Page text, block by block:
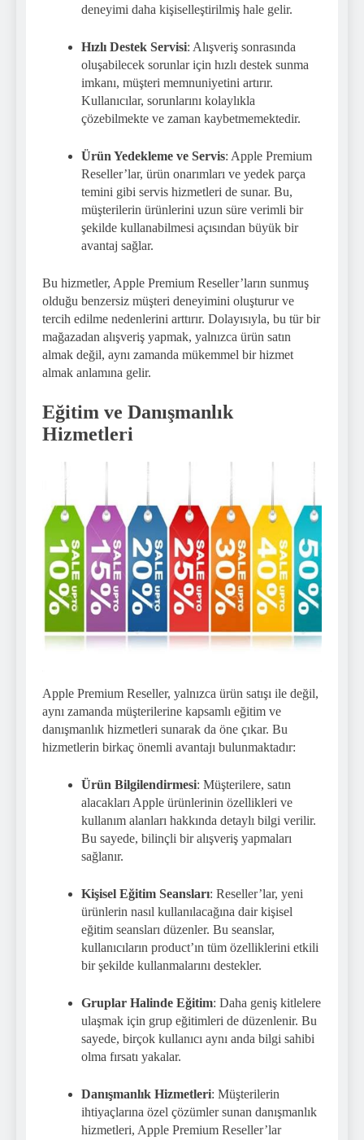
deneyimi daha kişiselleştirilmiş hale gelir.
Hızlı Destek Servisi: Alışveriş sonrasında
oluşabilecek sorunlar için hızlı destek sunma
imkanı, müşteri memnuniyetini artırır.
Kullanıcılar, sorunlarını kolaylıkla
çözebilmekte ve zaman kaybetmemektedir.
Ürün Yedekleme ve Servis: Apple Premium
Reseller’lar, ürün onarımları ve yedek parça
temini gibi servis hizmetleri de sunar. Bu,
müşterilerin ürünlerini uzun süre verimli bir
şekilde kullanabilmesi açısından büyük bir
avantaj sağlar.
Bu hizmetler, Apple Premium Reseller’ların sunmuş
olduğu benzersiz müşteri deneyimini oluşturur ve
tercih edilme nedenlerini arttırır. Dolayısıyla, bu tür bir
mağazadan alışveriş yapmak, yalnızca ürün satın
almak değil, aynı zamanda mükemmel bir hizmet
almak anlamına gelir.
Eğitim ve Danışmanlık
Hizmetleri
Apple Premium Reseller, yalnızca ürün satışı ile değil,
aynı zamanda müşterilerine kapsamlı eğitim ve
danışmanlık hizmetleri sunarak da öne çıkar. Bu
hizmetlerin birkaç önemli avantajı bulunmaktadır:
Ürün Bilgilendirmesi: Müşterilere, satın
alacakları Apple ürünlerinin özellikleri ve
kullanım alanları hakkında detaylı bilgi verilir.
Bu sayede, bilinçli bir alışveriş yapmaları
sağlanır.
Kişisel Eğitim Seansları: Reseller’lar, yeni
ürünlerin nasıl kullanılacağına dair kişisel
eğitim seansları düzenler. Bu seanslar,
kullanıcıların product’ın tüm özelliklerini etkili
bir şekilde kullanmalarını destekler.
Gruplar Halinde Eğitim: Daha geniş kitlelere
ulaşmak için grup eğitimleri de düzenlenir. Bu
sayede, birçok kullanıcı aynı anda bilgi sahibi
olma fırsatı yakalar.
Danışmanlık Hizmetleri: Müşterilerin
ihtiyaçlarına özel çözümler sunan danışmanlık
hizmetleri, Apple Premium Reseller’lar